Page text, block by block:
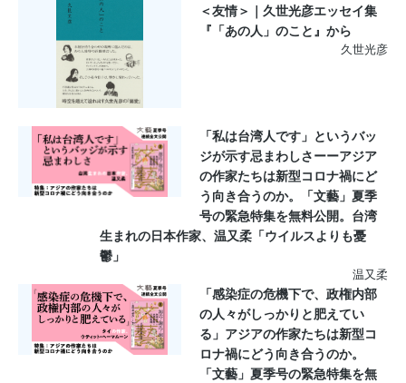
＜友情＞｜久世光彦エッセイ集
『「あの人」のこと』から
久世光彦
「私は台湾人です」というバッ
ジが示す忌まわしさーーアジア
の作家たちは新型コロナ禍にど
う向き合うのか。「文藝」夏季
号の緊急特集を無料公開。台湾
生まれの日本作家、温又柔「ウイルスよりも憂
鬱」
温又柔
「感染症の危機下で、政権内部
の人々がしっかりと肥えてい
る」アジアの作家たちは新型コ
ロナ禍にどう向き合うのか。
「文藝」夏季号の緊急特集を無